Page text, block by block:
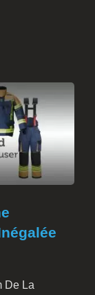
Mais
De La